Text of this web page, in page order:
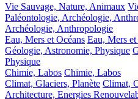
Vie Sauvage, Nature, Animaux
Paléontologie, Archéologie,
Archéologie, Anthropologie
Eau, Mers et Océans Eau, Mers et
Géologie, Astronomie, Physique
Physique
Chimie, Labos Chimie, Labos
Climat, Glaciers, Planète Climat,
Architecture, Energies